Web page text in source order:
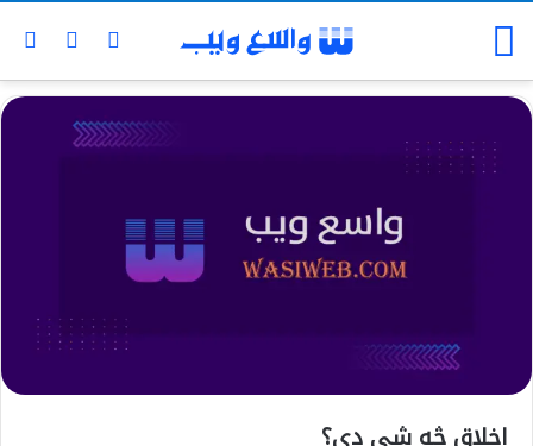
اخلاق څه شی دی؟